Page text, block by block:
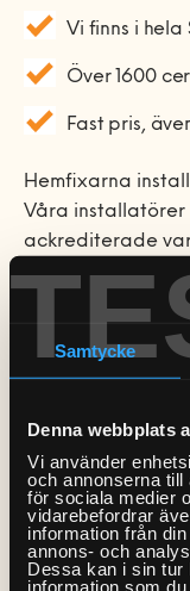
Samtycke
Denna webbplats
Vi använder
och annonserna till
för sociala medier
vidarebefordrar
information från
annons- och
Dessa kan i sin tur
information som
Nätverk och
Smarta hem
TV och
Arbetsplats
Bord och
Garderober
Övrig
Sängar
Barnsäng
våningssäng
Sängskåp
Soffor och
Bäddsoffa
Schäslong
Soffa
Handyman
installation
Borrservice
Grillar
Vitvaror
Kök
Tvättstuga
Golv
Lås
Stugor och
Tak
delar
Blandare
Dusch
Handdukstork
Kommoder,
speglar
VVS-service
WC
El
Bastu
El-service
Element
Fläktar
Lampor
Speglar med
termostater
Måleri &
Fast pris &
Beräkna ditt
Fler Tjänster
Köp presentkort
Lös in
Om våra tjänster
Kundtjänstens
Allmänna villkor
Hantering av
Om Hemfixarna
Fixarbloggen
Om oss
Jobba som
Privat med lön
Vi finns i hela
Över 1600
Fast pris,
Hemfixarna
Våra installatörer
ackrediterade
du information
Glue lock lås till
ingår i
Vad
Här nedan
lås: